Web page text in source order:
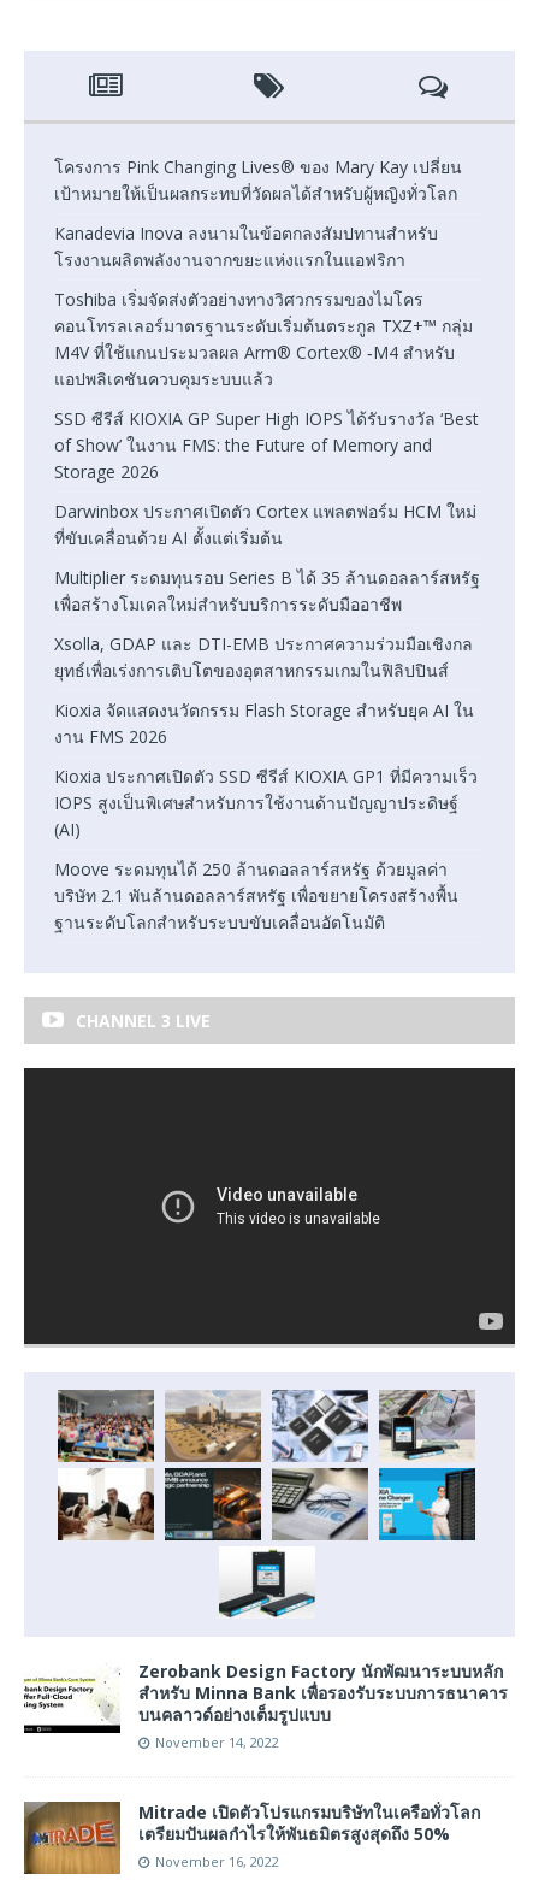
โครงการ Pink Changing Lives® ของ Mary Kay เปลี่ยน
เป้าหมายให้เป็นผลกระทบที่วัดผลได้สำหรับผู้หญิงทั่วโลก
Kanadevia Inova ลงนามในข้อตกลงสัมปทานสำหรับ
โรงงานผลิตพลังงานจากขยะแห่งแรกในแอฟริกา
Toshiba เริ่มจัดส่งตัวอย่างทางวิศวกรรมของไมโคร
คอนโทรลเลอร์มาตรฐานระดับเริ่มต้นตระกูล TXZ+™ กลุ่ม
M4V ที่ใช้แกนประมวลผล Arm® Cortex® ‑M4 สำหรับ
แอปพลิเคชันควบคุมระบบแล้ว
SSD ซีรีส์ KIOXIA GP Super High IOPS ได้รับรางวัล ‘Best
of Show’ ในงาน FMS: the Future of Memory and
Storage 2026
Darwinbox ประกาศเปิดตัว Cortex แพลตฟอร์ม HCM ใหม่
ที่ขับเคลื่อนด้วย AI ตั้งแต่เริ่มต้น
Multiplier ระดมทุนรอบ Series B ได้ 35 ล้านดอลลาร์สหรัฐ
เพื่อสร้างโมเดลใหม่สำหรับบริการระดับมืออาชีพ
Xsolla, GDAP และ DTI-EMB ประกาศความร่วมมือเชิงกล
ยุทธ์เพื่อเร่งการเติบโตของอุตสาหกรรมเกมในฟิลิปปินส์
Kioxia จัดแสดงนวัตกรรม Flash Storage สำหรับยุค AI ใน
งาน FMS 2026
Kioxia ประกาศเปิดตัว SSD ซีรีส์ KIOXIA GP1 ที่มีความเร็ว
IOPS สูงเป็นพิเศษสำหรับการใช้งานด้านปัญญาประดิษฐ์
(AI)
Moove ระดมทุนได้ 250 ล้านดอลลาร์สหรัฐ ด้วยมูลค่า
บริษัท 2.1 พันล้านดอลลาร์สหรัฐ เพื่อขยายโครงสร้างพื้น
ฐานระดับโลกสำหรับระบบขับเคลื่อนอัตโนมัติ
CHANNEL 3 LIVE
Zerobank Design Factory นักพัฒนาระบบหลัก
สำหรับ Minna Bank เพื่อรองรับระบบการธนาคาร
บนคลาวด์อย่างเต็มรูปแบบ
November 14, 2022
Mitrade เปิดตัวโปรแกรมบริษัทในเครือทั่วโลก
เตรียมปันผลกำไรให้พันธมิตรสูงสุดถึง 50%
November 16, 2022